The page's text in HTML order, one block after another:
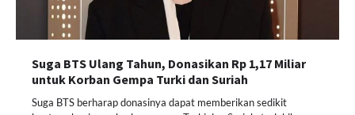
Suga BTS Ulang Tahun, Donasikan Rp 1,17 Miliar
untuk Korban Gempa Turki dan Suriah
Suga BTS berharap donasinya dapat memberikan sedikit